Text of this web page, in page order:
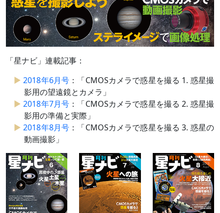
「星ナビ」連載記事：
2018年6月号 ：「CMOSカメラで惑星を撮る 1. 惑星撮
影用の望遠鏡とカメラ」
2018年7月号 ：「CMOSカメラで惑星を撮る 2. 惑星撮
影用の準備と実際」
2018年8月号 ：「CMOSカメラで惑星を撮る 3. 惑星の
動画撮影」